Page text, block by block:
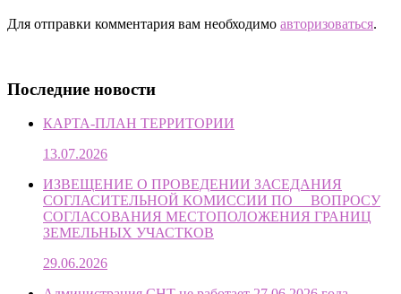
Для отправки комментария вам необходимо авторизоваться.
Последние новости
КАРТА-ПЛАН ТЕРРИТОРИИ
13.07.2026
ИЗВЕЩЕНИЕ О ПРОВЕДЕНИИ ЗАСЕДАНИЯ
СОГЛАСИТЕЛЬНОЙ КОМИССИИ ПО ВОПРОСУ
СОГЛАСОВАНИЯ МЕСТОПОЛОЖЕНИЯ ГРАНИЦ
ЗЕМЕЛЬНЫХ УЧАСТКОВ
29.06.2026